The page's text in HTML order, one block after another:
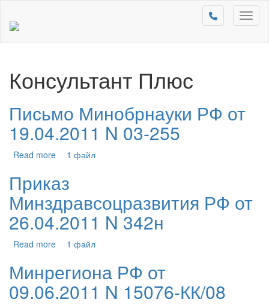
Консультант Плюс
Письмо Минобрнауки РФ от
19.04.2011 N 03-255
Read more 1 файл
Приказ
Минздравсоцразвития РФ от
26.04.2011 N 342н
Read more 1 файл
Минрегиона РФ от
09.06.2011 N 15076-КК/08